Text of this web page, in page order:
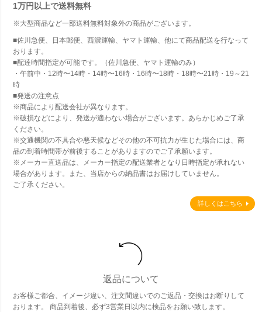
1万円以上で送料無料
※大型商品など一部送料無料対象外の商品がございます。
■佐川急便、日本郵便、西濃運輸、ヤマト運輸、他にて商品配送を行なって
おります。
■配達時間指定が可能です。（佐川急便、ヤマト運輸のみ）
・午前中・12時〜14時・14時〜16時・16時〜18時・18時〜21時・19～21
時
■発送の注意点
※商品により配送会社が異なります。
※破損などにより、発送が適わない場合がございます。あらかじめご了承
ください。
※交通機関の不具合や悪天候などその他の不可抗力が生じた場合には、商
品の到着時間帯が前後することがありますのでご了承願います。
※メーカー直送品は、メーカー指定の配送業者となり日時指定が承れない
場合があります。また、当店からの納品書はお届けしていません。
ご了承ください。
詳しくはこちら
返品について
お客様ご都合、イメージ違い、注文間違いでのご返品・交換はお断りして
おります。 商品到着後、必ず3営業日以内に検品をお願い致します。